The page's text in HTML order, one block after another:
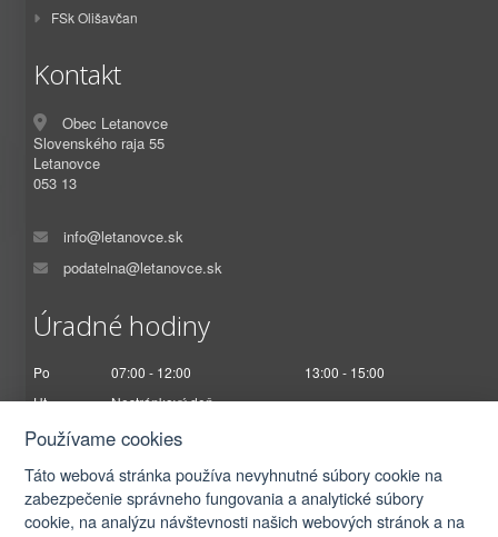
FSk Olišavčan
Kontakt
Obec Letanovce
Slovenského raja 55
Letanovce
053 13
info@letanovce.sk
podatelna@letanovce.sk
Úradné hodiny
Po 07:00 - 12:00
13:00 - 15:00
Ut
Nestránkový deň
St
07:00 - 12:00
Pi
07:00 - 12:30
Používame cookies
Táto webová stránka používa nevyhnutné súbory cookie na
zabezpečenie správneho fungovania a analytické súbory
cookie, na analýzu návštevnosti našich webových stránok a na